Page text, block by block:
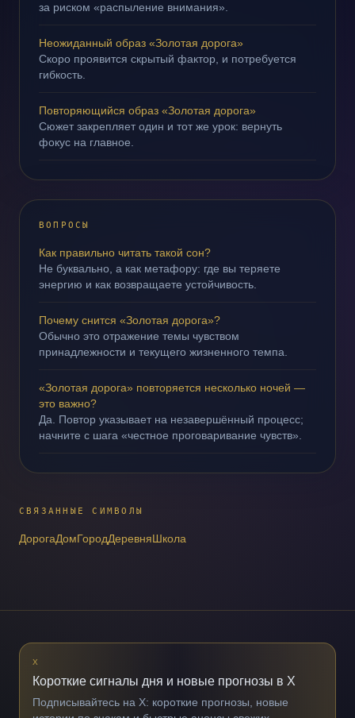
за риском «распыление внимания».
Неожиданный образ «Золотая дорога»
Скоро проявится скрытый фактор, и потребуется
гибкость.
Повторяющийся образ «Золотая дорога»
Сюжет закрепляет один и тот же урок: вернуть
фокус на главное.
ВОПРОСЫ
Как правильно читать такой сон?
Не буквально, а как метафору: где вы теряете
энергию и как возвращаете устойчивость.
Почему снится «Золотая дорога»?
Обычно это отражение темы чувством
принадлежности и текущего жизненного темпа.
«Золотая дорога» повторяется несколько ночей —
это важно?
Да. Повтор указывает на незавершённый процесс;
начните с шага «честное проговаривание чувств».
СВЯЗАННЫЕ СИМВОЛЫ
ДорогаДомГородДеревняШкола
X
Короткие сигналы дня и новые прогнозы в X
Подписывайтесь на X: короткие прогнозы, новые